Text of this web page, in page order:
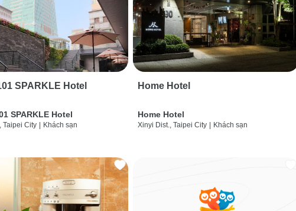
SPARKLE Hotel
SPARKLE Hotel
Taipei City Khách sạn
Home Hotel
Home Hotel
Xinyi Dist., Taipei City Khách sạn